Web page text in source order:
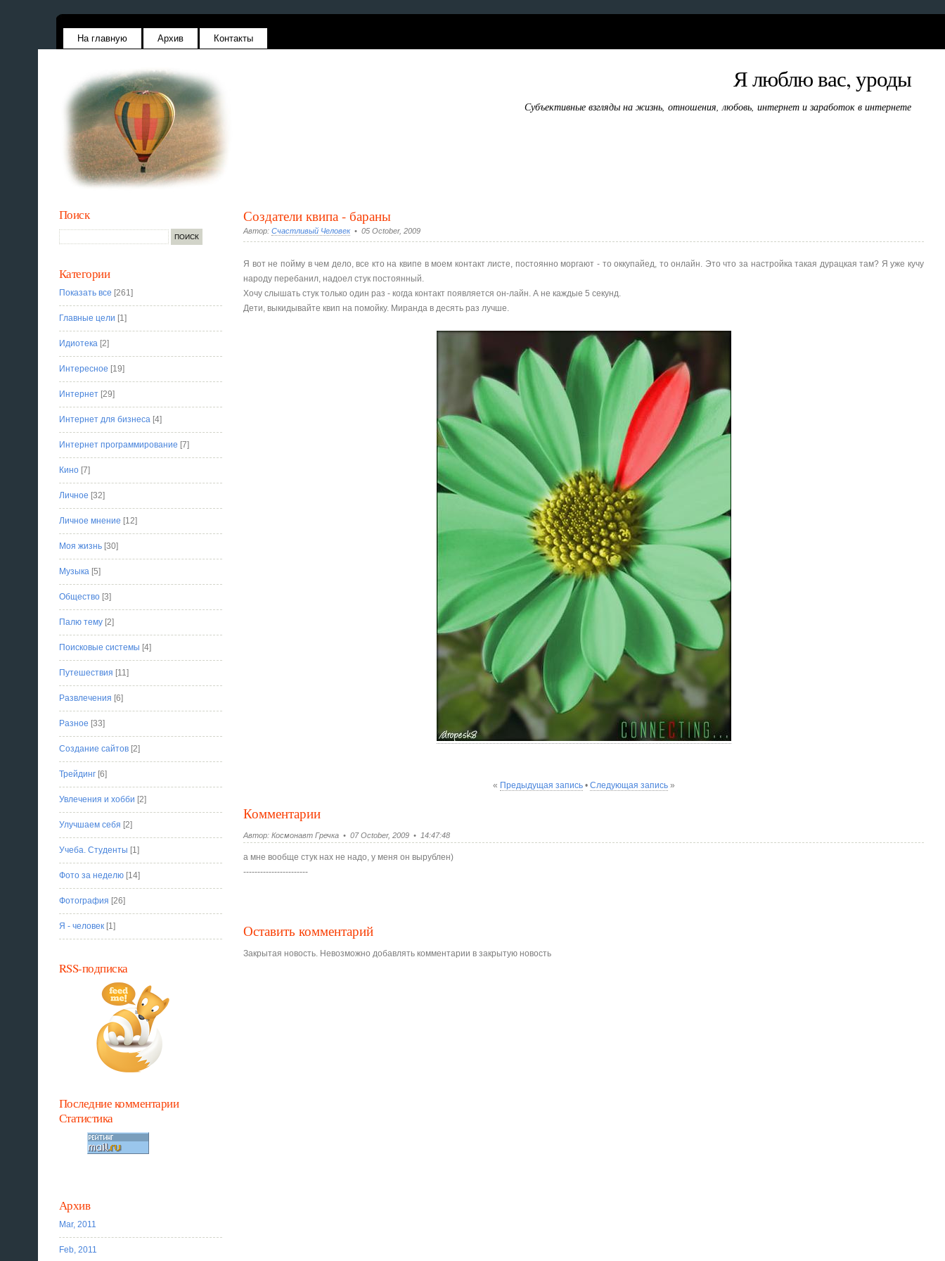
На главную Архив Контакты
Я люблю вас, уроды
Субъективные взгляды на жизнь, отношения, любовь, интернет и заработок в интернете
Создатели квипа - бараны
Автор:Счастливый Человек• 05 October, 2009
Я вот не пойму в чем дело, все кто на квипе в моем контакт листе, постоянно моргают - то оккупайед, то онлайн. Это что за настройка такая дурацкая там? Я уже кучу
народу перебанил, надоел стук постоянный.
Хочу слышать стук только один раз - когда контакт появляется он-лайн. А не каждые 5 секунд.
Дети, выкидывайте квип на помойку. Миранда в десять раз лучше.
« Предыдущая запись• Следующая запись»
Комментарии
Автор: Космонавт Гречка • 07 October, 2009 • 14:47:48
а мне вообще стук нах не надо, у меня он вырублен)
-----------------------
Оставить комментарий
Закрытая новость. Невозможно добавлять комментарии в закрытую новость
Поиск
Категории
Показать все [261]
Главные цели [1]
Идиотека[2]
Интересное [19]
Интернет[29]
Интернет для бизнеса[4]
Интернет программирование [7]
Кино[7]
Личное [32]
Личное мнение [12]
Моя жизнь[30]
Музыка[5]
Общество[3]
Палю тему[2]
Поисковые системы [4]
Путешествия [11]
Развлечения [6]
Разное [33]
Создание сайтов[2]
Трейдинг[6]
Увлечения и хобби [2]
Улучшаем себя [2]
Учеба. Студенты [1]
Фото за неделю[14]
Фотография [26]
Я - человек[1]
RSS-подписка
Последние комментарии
Статистика
Архив
Mar, 2011
Feb, 2011